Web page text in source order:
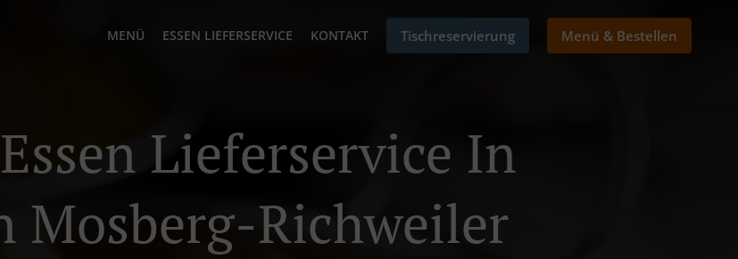
MENÜ ESSEN LIEFERSERVICE KONTAKT Tischreservierung Menü & Bestellen
Lieferservice In
Mosberg-Richweiler